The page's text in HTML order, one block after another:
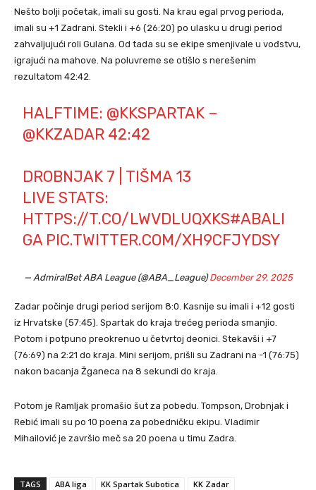
Nešto bolji početak, imali su gosti. Na krau egal prvog perioda,
imali su +1 Zadrani. Stekli i +6 (26:20) po ulasku u drugi period
zahvaljujući roli Gulana. Od tada su se ekipe smenjivale u vođstvu,
igrajući na mahove. Na poluvreme se otišlo s nerešenim
rezultatom 42:42.
HALFTIME: @KKSPARTAK –
@KKZADAR 42:42
DROBNJAK 7 | TIŠMA 13
LIVE STATS:
HTTPS://T.CO/LWVDLUQXKS#ABALI
GA PIC.TWITTER.COM/XH9CFJYDSY
— AdmiralBet ABA League (@ABA_League)December 29, 2025
Zadar počinje drugi period serijom 8:0. Kasnije su imali i +12 gosti
iz Hrvatske (57:45). Spartak do kraja trećeg perioda smanjio.
Potom i potpuno preokrenuo u četvrtoj deonici. Stekavši i +7
(76:69) na 2:21 do kraja. Mini serijom, prišli su Zadrani na -1 (76:75)
nakon bacanja Žganeca na 8 sekundi do kraja.
Potom je Ramljak promašio šut za pobedu. Tompson, Drobnjak i
Rebić imali su po 10 poena za pobedničku ekipu. Vladimir
Mihailović je završio meč sa 20 poena u timu Zadra.
TAGS ABA liga KK Spartak Subotica KK Zadar